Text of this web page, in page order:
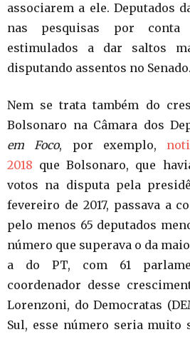
associarem a ele. Deputados
nas pesquisas por conta
estimulados a dar saltos
disputando assentos no Senado.
Nem se trata também do
Bolsonaro na Câmara dos
em Foco, por exemplo,
2018 que Bolsonaro, que
votos na disputa pela
fevereiro de 2017, passava a
pelo menos 65 deputados
número que superava o da
a do PT, com 61
coordenador desse
Lorenzoni, do Democratas
Sul, esse número seria muito